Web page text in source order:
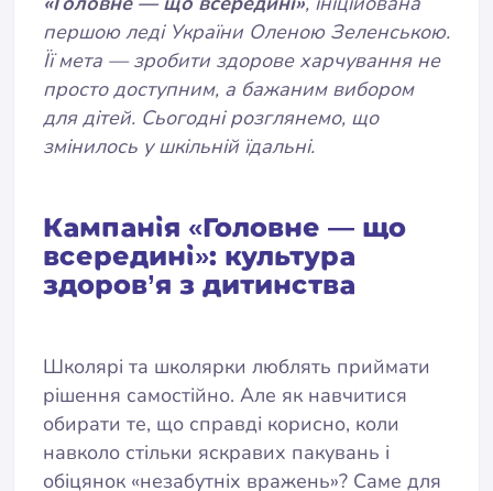
першою леді України Оленою Зеленською.
Її мета — зробити здорове харчування не
просто доступним, а бажаним вибором
для дітей. Сьогодні розглянемо, що
змінилось у шкільній їдальні.
Кампанія «Головне — що
всередині»: культура
здоров’я з дитинства
Школярі та школярки люблять приймати
рішення самостійно. Але як навчитися
обирати те, що справді корисно, коли
навколо стільки яскравих пакувань і
обіцянок «незабутніх вражень»? Саме для